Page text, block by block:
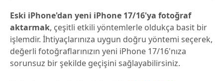
Eski iPhone'dan yeni iPhone 17/16'ya fotoğraf
aktarmak, çeşitli etkili yöntemlerle oldukça basit bir
işlemdir. İhtiyaçlarınıza uygun doğru yöntemi seçerek,
değerli fotoğraflarınızın yeni iPhone 17/16'nıza
sorunsuz bir şekilde geçişini sağlayabilirsiniz.